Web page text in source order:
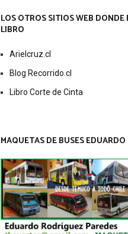
LOS OTROS SITIOS WEB DONDE
LIBRO
Arielcruz.cl
Blog Recorrido.cl
Libro Corte de Cinta
MAQUETAS DE BUSES